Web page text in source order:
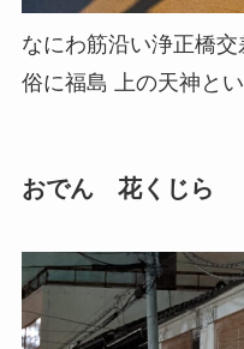
なにわ筋沿い浄正橋
俗に福島 上の天神と
おでん 花くじら